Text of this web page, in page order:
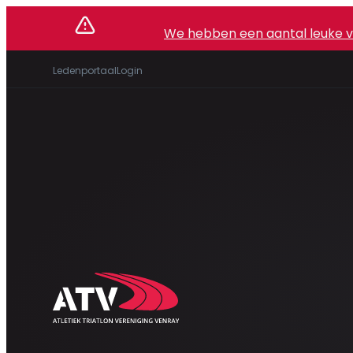
We hebben een aantal leuke
LedenportaalLogin